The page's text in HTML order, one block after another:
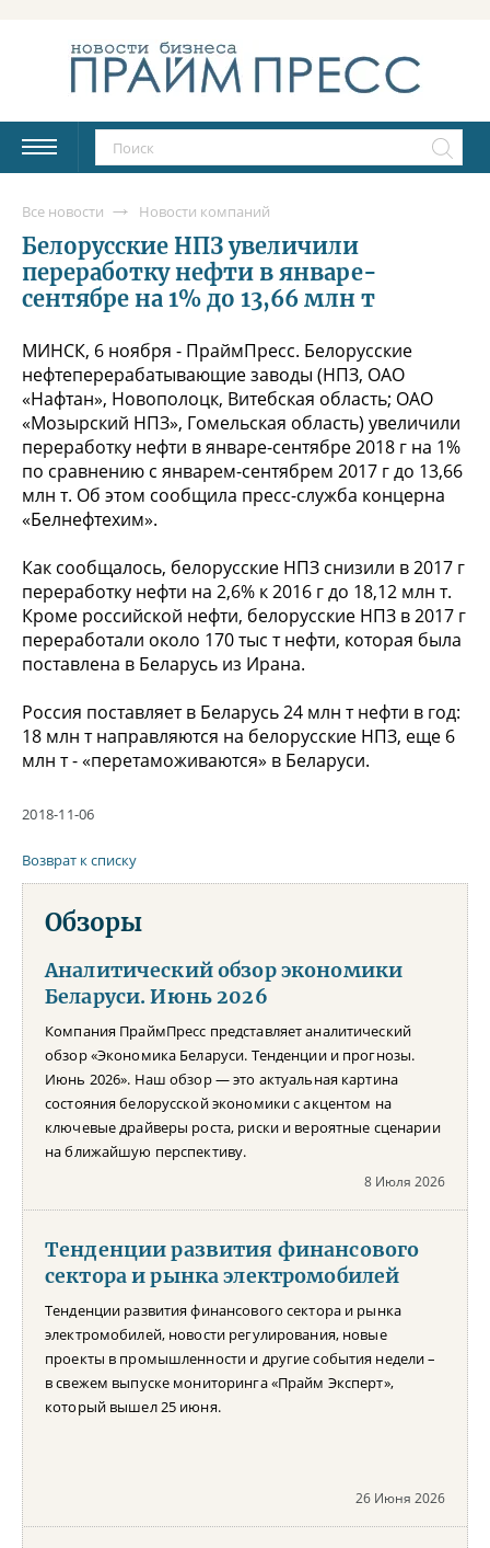
Все новости Новости компаний
Белорусские НПЗ увеличили
переработку нефти в январе-
сентябре на 1% до 13,66 млн т
МИНСК, 6 ноября - ПраймПресс. Белорусские
нефтеперерабатывающие заводы (НПЗ, ОАО
«Нафтан», Новополоцк, Витебская область; ОАО
«Мозырский НПЗ», Гомельская область) увеличили
переработку нефти в январе-сентябре 2018 г на 1%
по сравнению с январем-сентябрем 2017 г до 13,66
млн т. Об этом сообщила пресс-служба концерна
«Белнефтехим».
Как сообщалось, белорусские НПЗ снизили в 2017 г
переработку нефти на 2,6% к 2016 г до 18,12 млн т.
Кроме российской нефти, белорусские НПЗ в 2017 г
переработали около 170 тыс т нефти, которая была
поставлена в Беларусь из Ирана.
Россия поставляет в Беларусь 24 млн т нефти в год:
18 млн т направляются на белорусские НПЗ, еще 6
млн т - «перетаможиваются» в Беларуси.
2018-11-06
Возврат к списку
Обзоры
Аналитический обзор экономики
Беларуси. Июнь 2026
Компания ПраймПресс представляет аналитический
обзор «Экономика Беларуси. Тенденции и прогнозы.
Июнь 2026». Наш обзор — это актуальная картина
состояния белорусской экономики с акцентом на
ключевые драйверы роста, риски и вероятные сценарии
на ближайшую перспективу.
8 Июля 2026
Тенденции развития финансового
сектора и рынка электромобилей
Тенденции развития финансового сектора и рынка
электромобилей, новости регулирования, новые
проекты в промышленности и другие события недели –
в свежем выпуске мониторинга «Прайм Эксперт»,
который вышел 25 июня.
26 Июня 2026